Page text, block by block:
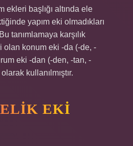
ekleri başlığı altında ele
yapım eki olmadıkları
tanımlamaya karşılık
olan konum eki -da (-de, -
eki -dan (-den, -tan, -
kullanılmıştır.
EKI